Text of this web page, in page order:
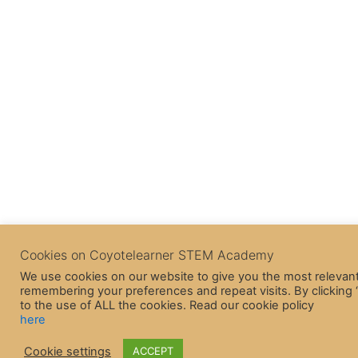
Cookies on Coyotelearner STEM Academy
We use cookies on our website to give you the most
remembering your preferences and repeat visits. By clicking
to the use of ALL the cookies. Read our cookie policy
here
Cookie settings ACCEPT